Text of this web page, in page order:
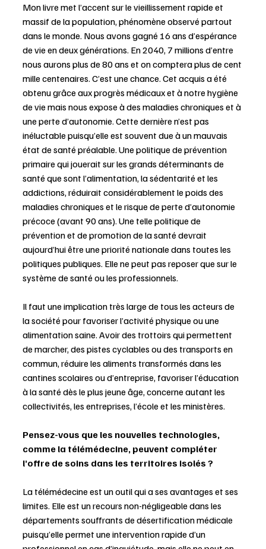
Mon livre met l’accent sur le vieillissement rapide et
massif de la population, phénomène observé partout
dans le monde. Nous avons gagné 16 ans d’espérance
de vie en deux générations. En 2040, 7 millions d’entre
nous aurons plus de 80 ans et on comptera plus de cent
mille centenaires. C’est une chance. Cet acquis a été
obtenu grâce aux progrès médicaux et à notre hygiène
de vie mais nous expose à des maladies chroniques et à
une perte d’autonomie. Cette dernière n’est pas
inéluctable puisqu’elle est souvent due à un mauvais
état de santé préalable. Une politique de prévention
primaire qui jouerait sur les grands déterminants de
santé que sont l’alimentation, la sédentarité et les
addictions, réduirait considérablement le poids des
maladies chroniques et le risque de perte d’autonomie
précoce (avant 90 ans). Une telle politique de
prévention et de promotion de la santé devrait
aujourd’hui être une priorité nationale dans toutes les
politiques publiques. Elle ne peut pas reposer que sur le
système de santé ou les professionnels.
Il faut une implication très large de tous les acteurs de
la société pour favoriser l’activité physique ou une
alimentation saine. Avoir des trottoirs qui permettent
de marcher, des pistes cyclables ou des transports en
commun, réduire les aliments transformés dans les
cantines scolaires ou d’entreprise, favoriser l’éducation
à la santé dès le plus jeune âge, concerne autant les
collectivités, les entreprises, l’école et les ministères.
Pensez-vous que les nouvelles technologies,
comme la télémédecine, peuvent compléter
l’offre de soins dans les territoires isolés ?
La télémédecine est un outil qui a ses avantages et ses
limites. Elle est un recours non-négligeable dans les
départements souffrants de désertification médicale
puisqu’elle permet une intervention rapide d’un